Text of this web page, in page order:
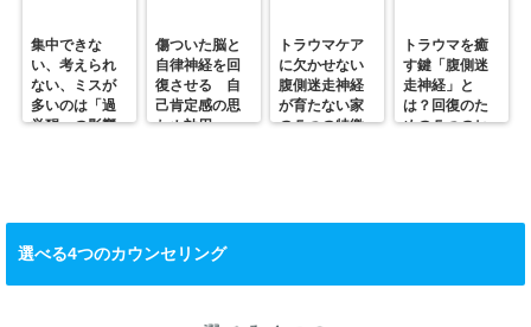
集中できな
い、考えられ
ない、ミスが
多いのは「過
覚醒」の影響
傷ついた脳と
自律神経を回
復させる 自
己肯定感の思
わぬ効用
トラウマケア
に欠かせない
腹側迷走神経
が育たない家
の５つの特徴
トラウマを癒
す鍵「腹側迷
走神経」と
は？回復のた
めの５つのヒ
選べる4つのカウンセリング